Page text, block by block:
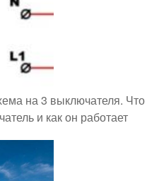
на 3 выключателя. Что
и как он работает